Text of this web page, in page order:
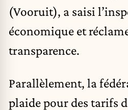
(Vooruit), a saisi
économique et
transparence.
Parallèlement, la
plaide pour des tarifs